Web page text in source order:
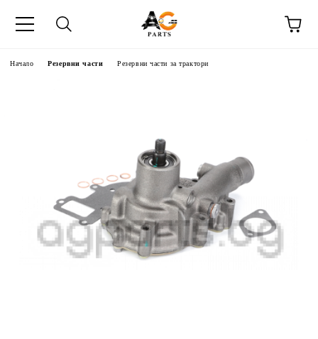
Начало Резервни части Резервни части за трактори